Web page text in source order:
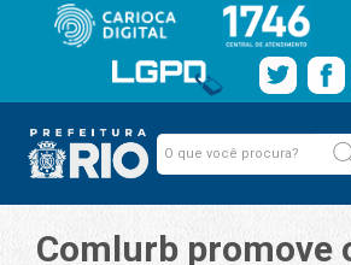
Comlurb promove